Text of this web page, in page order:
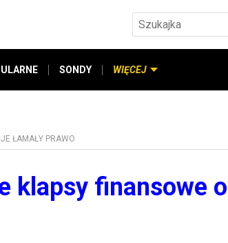
SONDY WIĘCEJ
ŁAMAŁY PRAWO
klapsy finansowe